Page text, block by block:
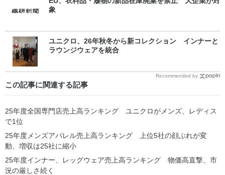
象
ユニクロ、26年秋冬から新コレクション インナーと
ラウンジウェアを統合
Recommended by
この記事に関連する記事
25年度全国専門店売上高ランキング ユニクロがメンズ、レディス
で1位
25年度メンズアパレル売上高ランキング 上位5社の顔ぶれが変
動、増収は25社に縮小
25年度インナー、レッグウェア売上高ランキング 物価高直撃、市
況の厳しさ続く